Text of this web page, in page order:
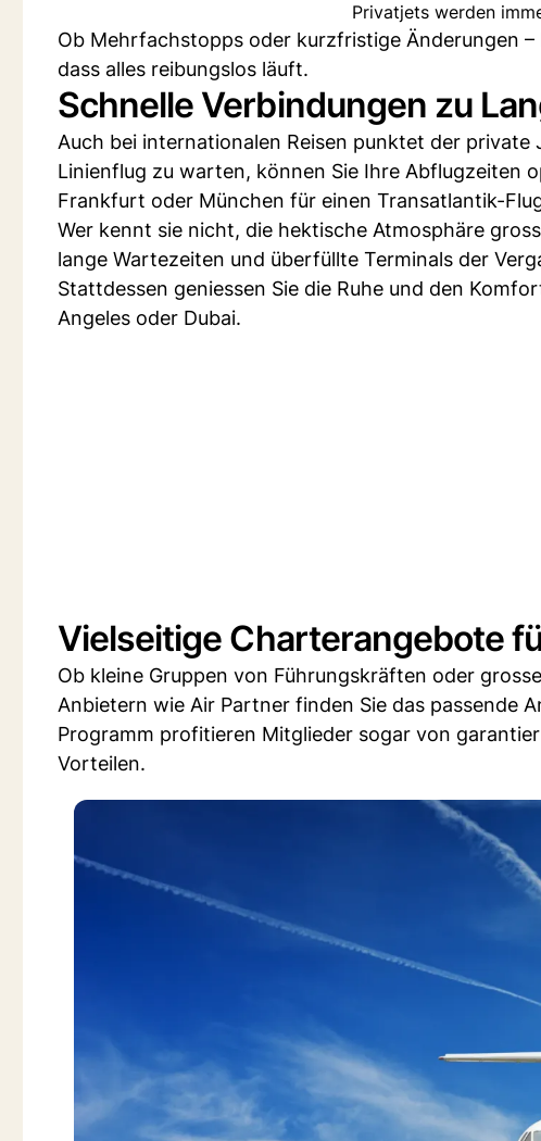
Privatjets werden
Ob Mehrfachstopps oder kurzfristige Änderungen
dass alles reibungslos läuft.
Schnelle Verbindungen zu
Auch bei internationalen Reisen punktet der
Linienflug zu warten, können Sie Ihre Abflugzeiten
Frankfurt oder München für einen Transatlantik-
Wer kennt sie nicht, die hektische Atmosphäre
lange Wartezeiten und überfüllte Terminals der
Stattdessen geniessen Sie die Ruhe und den
Angeles oder Dubai.
Vielseitige Charterangebote
Ob kleine Gruppen von Führungskräften oder
Anbietern wie Air Partner finden Sie das passende
Programm profitieren Mitglieder sogar von
Vorteilen.